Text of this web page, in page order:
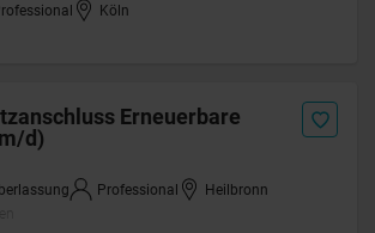
Köln
Erneuerbare
d)
Professional
Heilbronn